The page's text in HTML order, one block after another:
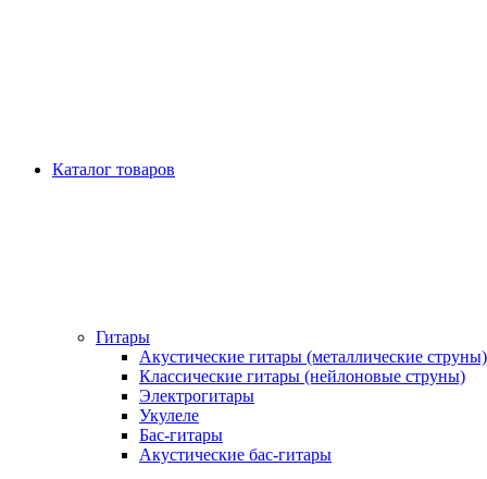
Каталог товаров
Гитары
Акустические гитары (металлические струны)
Классические гитары (нейлоновые струны)
Электрогитары
Укулеле
Бас-гитары
Акустические бас-гитары